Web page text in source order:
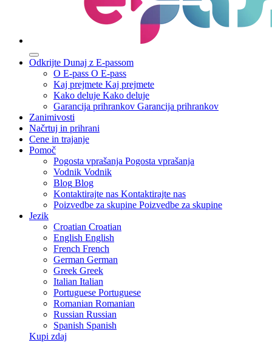
Odkrijte Dunaj z E-passom
O E-pass O E-pass
Kaj prejmete Kaj prejmete
Kako deluje Kako deluje
Garancija prihrankov Garancija prihrankov
Zanimivosti
Načrtuj in prihrani
Cene in trajanje
Pomoč
Pogosta vprašanja Pogosta vprašanja
Vodnik Vodnik
Blog Blog
Kontaktirajte nas Kontaktirajte nas
Poizvedbe za skupine Poizvedbe za skupine
Jezik
Croatian Croatian
English English
French French
German German
Greek Greek
Italian Italian
Portuguese Portuguese
Romanian Romanian
Russian Russian
Spanish Spanish
Kupi zdaj